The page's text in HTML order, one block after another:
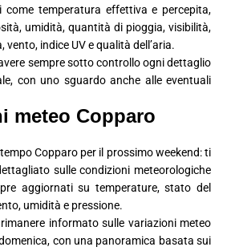
come temperatura effettiva e percepita,
umidità, quantità di pioggia, visibilità,
indice UV e qualità dell’aria.
sempre sotto controllo ogni dettaglio
con uno sguardo anche alle eventuali
meteo Copparo
Copparo per il prossimo weekend: ti
sulle condizioni meteorologiche
aggiornati su temperature, stato del
umidità e pressione.
informato sulle variazioni meteo
con una panoramica basata sui